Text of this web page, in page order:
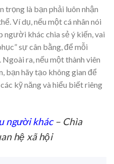
trọng là bạn phải luôn nhận
Ví dụ, nếu một cá nhân nói
người khác chia sẻ ý kiến, vai
sự cân bằng, để mỗi
ra, nếu một thành viên
bạn hãy tạo không gian để
kỹ năng và hiểu biết riêng
người khác– Chìa
hệ xã hội